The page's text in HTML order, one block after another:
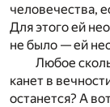
человечества,
Для этого ей
не было — ей
Любое
канет в
останется? А